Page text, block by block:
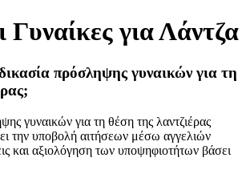
Γυναίκες για Λάντζα
πρόσληψης γυναικών για τη
γυναικών για τη θέση της λαντζιέρας
την υποβολή αιτήσεων μέσω αγγελιών
και αξιολόγηση των υποψηφιοτήτων βάσει